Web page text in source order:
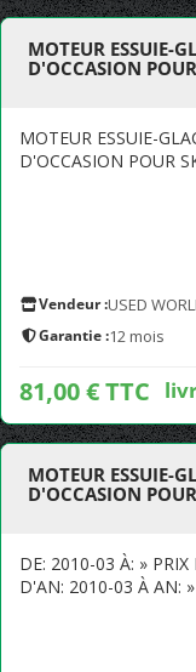
MOTEUR ESSUIE-
D'OCCASION
MOTEUR ESSUIE-
D'OCCASION POUR
Vendeur :USED
Garantie :12 mois
81,00 € TTC
MOTEUR ESSUIE-
D'OCCASION
DE: 2010-03 À: »
D'AN: 2010-03 À AN: »